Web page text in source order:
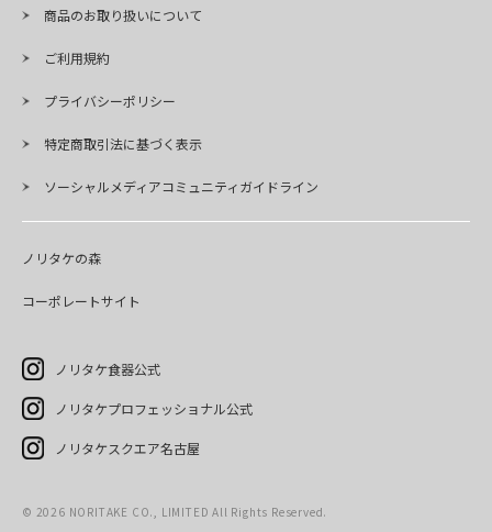
商品のお取り扱いについて
ご利用規約
プライバシーポリシー
特定商取引法に基づく表示
ソーシャルメディアコミュニティガイドライン
ノリタケの森
コーポレートサイト
ノリタケ食器公式
ノリタケプロフェッショナル公式
ノリタケスクエア名古屋
© 2026 NORITAKE CO., LIMITED All Rights Reserved.